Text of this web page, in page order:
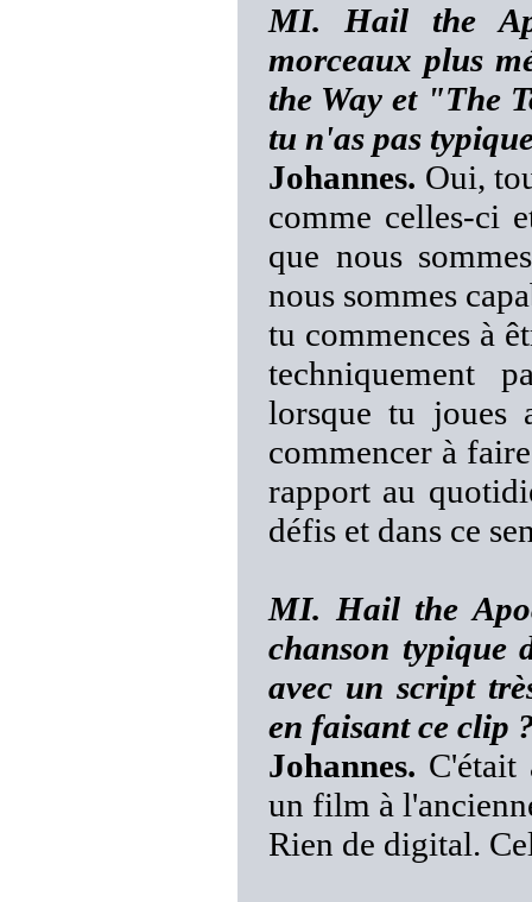
MI. Hail the
morceaux plus
the Way et "The
tu n'as pas
Johannes. Oui,
comme celles-ci
que nous
nous sommes
tu commences à
techniquement
lorsque tu joues
commencer à
rapport au
défis et dans ce
MI. Hail the
chanson typique
avec un script
en faisant ce clip
Johannes. C'était
un film à
Rien de digital.